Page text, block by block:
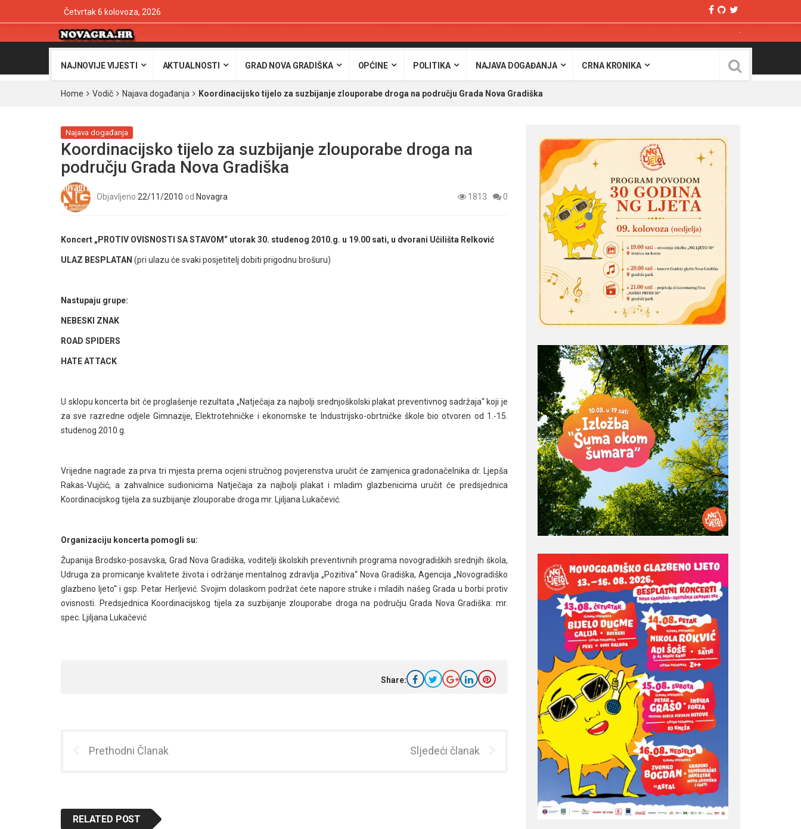
Četvrtak 6 kolovoza, 2026
NAJNOVIJE VIJESTI AKTUALNOSTI GRAD NOVA GRADIŠKA OPĆINE POLITIKA NAJAVA DOGAĐANJA CRNA KRONIKA
Home Vodič Najava događanja Koordinacijsko tijelo za suzbijanje zlouporabe droga na području Grada Nova Gradiška
Najava događanja
Koordinacijsko tijelo za suzbijanje zlouporabe droga na
području Grada Nova Gradiška
Objavljeno 22/11/2010 od Novagra 1813 0
Koncert „PROTIV OVISNOSTI SA STAVOM“ utorak 30. studenog 2010.g. u 19.00 sati, u dvorani Učilišta Relković
ULAZ BESPLATAN (pri ulazu će svaki posjetitelj dobiti prigodnu brošuru)
Nastupaju grupe:
NEBESKI ZNAK
ROAD SPIDERS
HATE ATTACK
U sklopu koncerta bit će proglašenje rezultata „Natječaja za najbolji srednjoškolski plakat preventivnog sadržaja“ koji je
za sve razredne odjele Gimnazije, Elektrotehničke i ekonomske te Industrijsko-obrtničke škole bio otvoren od 1.-15.
studenog 2010.g.
Vrijedne nagrade za prva tri mjesta prema ocjeni stručnog povjerenstva uručit će zamjenica gradonačelnika dr. Ljepša
Rakas-Vujčić, a zahvalnice sudionicima Natječaja za najbolji plakat i mladim glazbenicima uručit će predsjednica
Koordinacijskog tijela za suzbijanje zlouporabe droga mr. Ljiljana Lukačević.
Organizaciju koncerta pomogli su:
Županija Brodsko-posavska, Grad Nova Gradiška, voditelji školskih preventivnih programa novogradiških srednjih škola,
Udruga za promicanje kvalitete života i održanje mentalnog zdravlja „Pozitiva“ Nova Gradiška, Agencija „Novogradiško
glazbeno ljeto“ i gsp. Petar Herljević. Svojim dolaskom podržat ćete napore struke i mladih našeg Grada u borbi protiv
ovisnosti. Predsjednica Koordinacijskog tijela za suzbijanje zlouporabe droga na području Grada Nova Gradiška: mr.
spec. Ljiljana Lukačević
Share:
Prethodni Članak Sljedeći članak
RELATED POST